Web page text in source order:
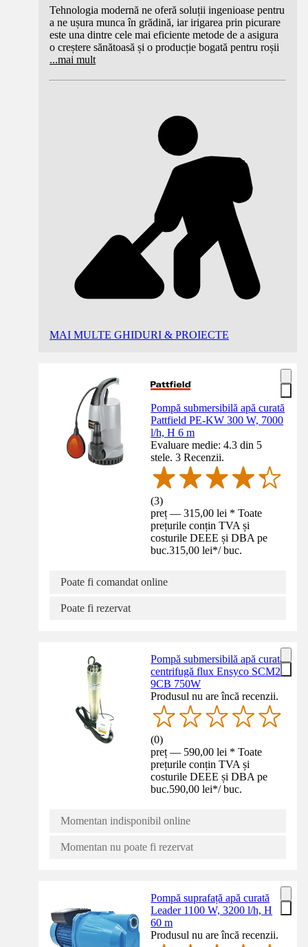
Tehnologia modernă ne oferă soluții ingenioase pentru
a ne ușura munca în grădină, iar irigarea prin picurare
este una dintre cele mai eficiente metode de a asigura
o creștere sănătoasă și o producție bogată pentru roșii
...mai mult
MAI MULTE GHIDURI & PROIECTE
Pompă submersibilă apă curată
Pattfield PE-KW 300 W, 7000
l/h, H 6 m
Evaluare medie: 4.3 din 5
stele. 3 Recenzii.
(3)
preț — 315,00 lei * Toate
prețurile conțin TVA și
costurile DEEE și DBA pe
buc.315,00 lei*/ buc.
Poate fi comandat online
Poate fi rezervat
Pompă submersibilă apă curată
centrifugă flux Ensyco SCM2-
9CB 750W
Produsul nu are încă recenzii.
(0)
preț — 590,00 lei * Toate
prețurile conțin TVA și
costurile DEEE și DBA pe
buc.590,00 lei*/ buc.
Momentan indisponibil online
Momentan nu poate fi rezervat
Pompă suprafață apă curată
Leader 1100 W, 3200 l/h, H
60 m
Produsul nu are încă recenzii.